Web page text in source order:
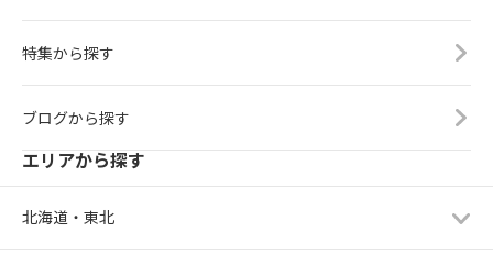
特集から探す
ブログから探す
エリアから探す
北海道・東北